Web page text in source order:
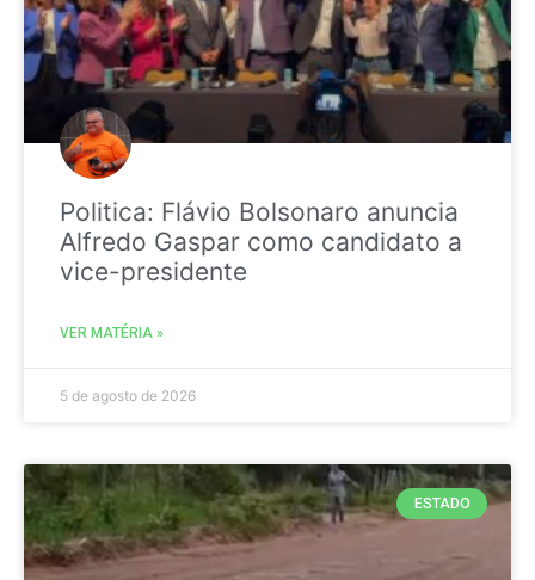
Politica: Flávio Bolsonaro anuncia
Alfredo Gaspar como candidato a
vice-presidente
VER MATÉRIA »
5 de agosto de 2026
ESTADO